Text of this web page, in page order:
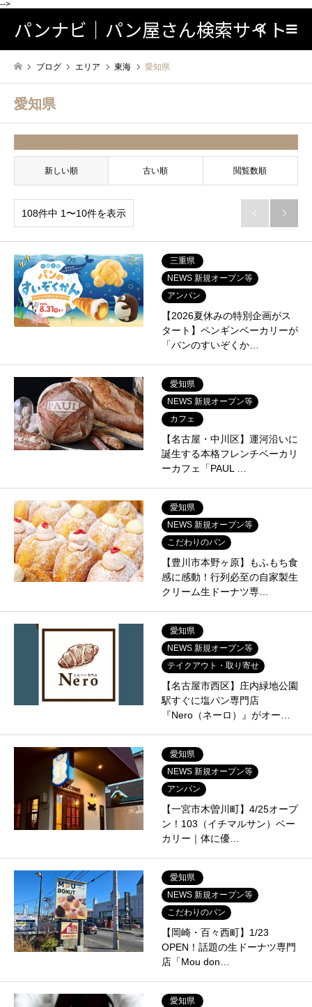
-->
パンナビ｜パン屋さん検索サイト検索
ブログ エリア 東海 愛知県
愛知県
新しい順 古い順 閲覧数順
108件中 1〜10件を表示  
三重県
NEWS 新規オープン等
アンパン
【2026夏休みの特別企画がス
タート】ペンギンベーカリーが
「パンのすいぞくか…
愛知県
NEWS 新規オープン等
カフェ
【名古屋・中川区】運河沿いに
誕生する本格フレンチベーカリ
ーカフェ「PAUL …
愛知県
NEWS 新規オープン等
こだわりのパン
【豊川市本野ヶ原】もふもち食
感に感動！行列必至の自家製生
クリーム生ドーナツ専…
愛知県
NEWS 新規オープン等
テイクアウト・取り寄せ
【名古屋市西区】庄内緑地公園
駅すぐに塩パン専門店
『Nero（ネーロ）』がオー…
愛知県
NEWS 新規オープン等
アンパン
【一宮市木曽川町】4/25オープ
ン！103（イチマルサン）ベー
カリー｜体に優…
愛知県
NEWS 新規オープン等
こだわりのパン
【岡崎・百々西町】1/23
OPEN！話題の生ドーナツ専門
店「Mou don…
愛知県